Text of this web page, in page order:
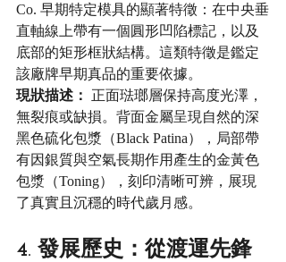
Co. 早期特定模具的顯著特徵：在中央垂
直軸線上帶有一個圓形凹陷標記，以及
底部的矩形框狀結構。這類特徵是鑑定
該廠牌早期真品的重要依據。
現狀描述：
正面琺瑯層保持高度光澤，
無裂痕或缺損。背面金屬呈現自然的深
黑色硫化包漿（Black Patina），局部帶
有因銀質與空氣長期作用產生的金黃色
包漿（Toning），刻印清晰可辨，展現
了真實且沉穩的時代歲月感。
4. 發展歷史：從渡運先鋒